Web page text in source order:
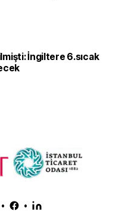
İngiltere 6.sıcak
• •